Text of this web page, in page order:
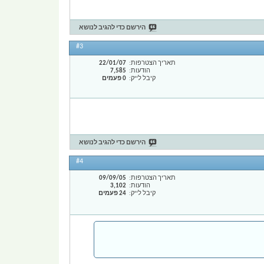
הירשם כדי להגיב לנושא
#3
תאריך הצטרפות
22/01/07
הודעות
7,585
קיבל לייק
0 פעמים
הירשם כדי להגיב לנושא
#4
תאריך הצטרפות
09/09/05
הודעות
3,102
קיבל לייק
24 פעמים